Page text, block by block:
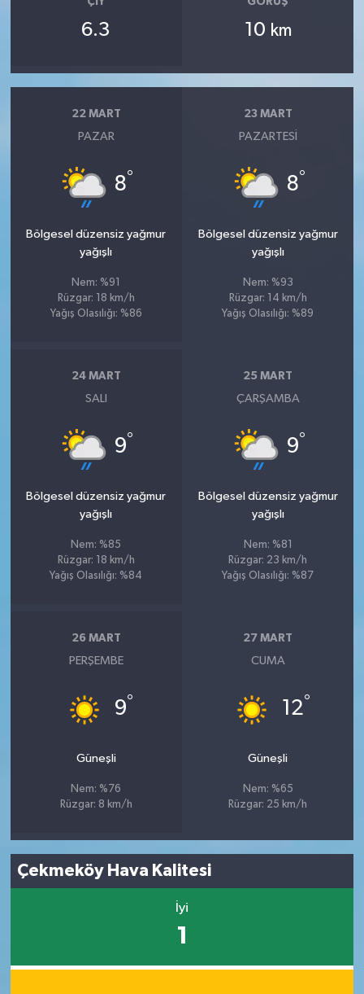
6.3 10 km
22 MART
PAZAR
8°
Bölgesel düzensiz yağmur
yağışlı
Nem: %91
Rüzgar: 18 km/h
Yağış Olasılığı: %86
23 MART
PAZARTESI
8°
Bölgesel düzensiz yağmur
yağışlı
Nem: %93
Rüzgar: 14 km/h
Yağış Olasılığı: %89
24 MART
SALI
9°
Bölgesel düzensiz yağmur
yağışlı
Nem: %85
Rüzgar: 18 km/h
Yağış Olasılığı: %84
25 MART
ÇARŞAMBA
9°
Bölgesel düzensiz yağmur
yağışlı
Nem: %81
Rüzgar: 23 km/h
Yağış Olasılığı: %87
26 MART
PERŞEMBE
9°
Güneşli
Nem: %76
Rüzgar: 8 km/h
27 MART
CUMA
12°
Güneşli
Nem: %65
Rüzgar: 25 km/h
Çekmeköy Hava Kalitesi
İyi
1